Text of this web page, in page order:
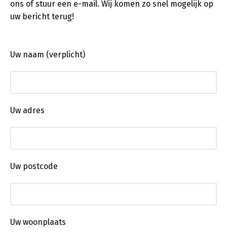
ons of stuur een e-mail. Wij komen zo snel mogelijk op
uw bericht terug!
Uw naam (verplicht)
Uw adres
Uw postcode
Uw woonplaats